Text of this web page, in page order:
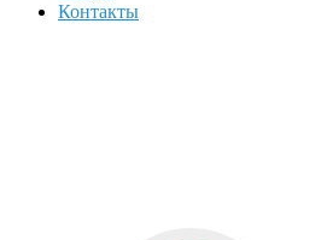
Контакты